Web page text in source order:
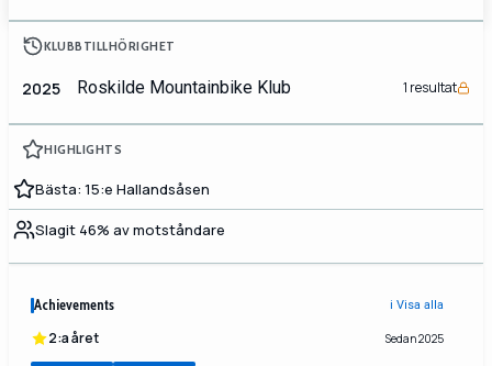
KLUBBTILLHÖRIGHET
2025 Roskilde Mountainbike Klub 1 resultat
HIGHLIGHTS
Bästa: 15:e Hallandsåsen
Slagit 46% av motståndare
Achievements ℹ️ Visa alla
2:a året Sedan 2025